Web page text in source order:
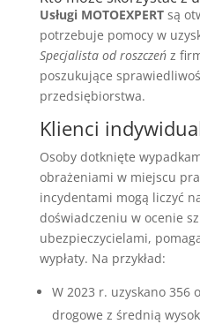
Usługi MOTOEXPERTsą
potrzebuje pomocy w
Specjalista od roszczeńz
poszukujące
przedsiębiorstwa.
Klienci
Osoby dotknięte
obrażeniami w miejscu
incydentami mogą liczyć
doświadczeniu w ocenie
ubezpieczycielami,
wypłaty. Na przykład:
W 2023 r. uzyskano 356
drogowe z średnią